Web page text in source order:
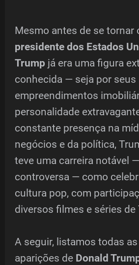
Mesmo antes de se tornar
presidente dos Estados
Trump já era uma figura
conhecida — seja por seus
empreendimentos
personalidade
constante presença na
negócios e da política,
teve uma carreira notável
controversa — como
cultura pop, com
diversos filmes e séries de
A seguir, listamos todas
aparições de Donald